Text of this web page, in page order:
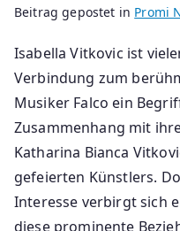
Beitrag gepostet in Promi
Isabella Vitkovic ist
Verbindung zum
Musiker Falco ein
Zusammenhang mit
Katharina Bianca
gefeierten Künstlers.
Interesse verbirgt sich
diese prominente